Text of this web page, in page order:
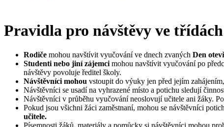
Pravidla pro návštěvy ve třídách
Rodiče mohou navštívit vyučování ve dnech zvaných Den
Studenti nebo jiní zájemci mohou navštívit vyučování po
návštěvy povoluje ředitel školy.
Návštěvníci mohou vstoupit do výuky jen před jejím
Návštěvníci se usadí na vyhrazené místo a potichu sledují
Návštěvníci v průběhu vyučování neoslovují učitele ani žáky.
Pokud jsou všichni žáci zaměstnaní, mohou se návštěvníci
učitele.
Písemnosti žáků, materiály a pomůcky si návštěvníci mohou